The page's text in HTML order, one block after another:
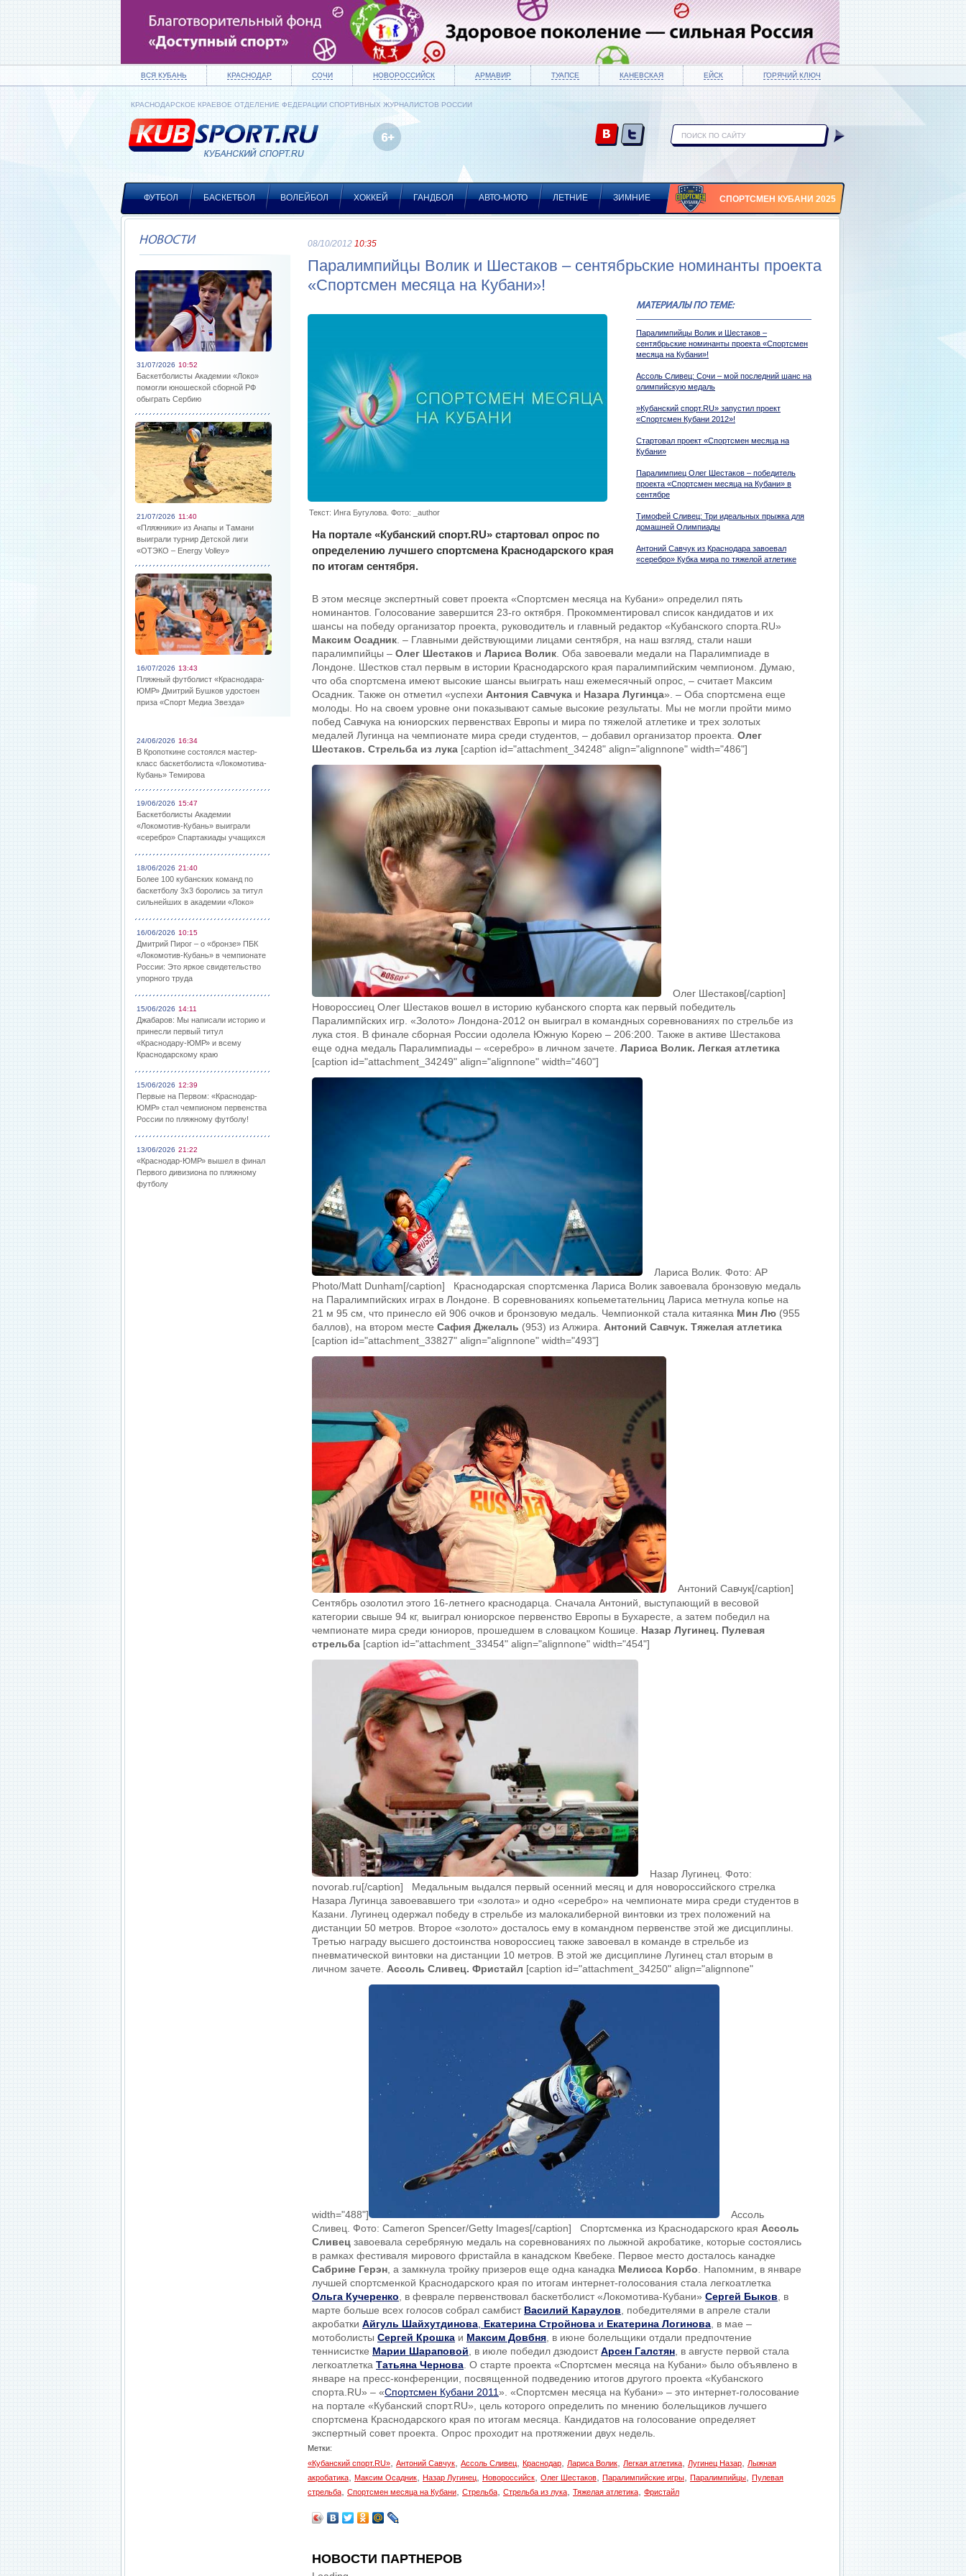
ВСЯ КУБАНЬ КРАСНОДАР СОЧИ НОВОРОССИЙСК АРМАВИР ТУАПСЕ КАНЕВСКАЯ ЕЙСК ГОРЯЧИЙ КЛЮЧ
КРАСНОДАРСКОЕ КРАЕВОЕ ОТДЕЛЕНИЕ ФЕДЕРАЦИИ СПОРТИВНЫХ ЖУРНАЛИСТОВ РОССИИ
ФУТБОЛ БАСКЕТБОЛ ВОЛЕЙБОЛ ХОККЕЙ ГАНДБОЛ АВТО-МОТО ЛЕТНИЕ ЗИМНИЕ СПОРТСМЕН КУБАНИ 2025
НОВОСТИ
31/07/2026 10:52
Баскетболисты Академии «Локо»
помогли юношеской сборной РФ
обыграть Сербию
21/07/2026 11:40
«Пляжники» из Анапы и Тамани
выиграли турнир Детской лиги
«ОТЭКО – Energy Volley»
16/07/2026 13:43
Пляжный футболист «Краснодара-
ЮМР» Дмитрий Бушков удостоен
приза «Спорт Медиа Звезда»
24/06/2026 16:34
В Кропоткине состоялся мастер-
класс баскетболиста «Локомотива-
Кубань» Темирова
19/06/2026 15:47
Баскетболисты Академии
«Локомотив-Кубань» выиграли
«серебро» Спартакиады учащихся
18/06/2026 21:40
Более 100 кубанских команд по
баскетболу 3х3 боролись за титул
сильнейших в академии «Локо»
16/06/2026 10:15
Дмитрий Пирог – о «бронзе» ПБК
«Локомотив-Кубань» в чемпионате
России: Это яркое свидетельство
упорного труда
15/06/2026 14:11
Джабаров: Мы написали историю и
принесли первый титул
«Краснодару-ЮМР» и всему
Краснодарскому краю
15/06/2026 12:39
Первые на Первом: «Краснодар-
ЮМР» стал чемпионом первенства
России по пляжному футболу!
13/06/2026 21:22
«Краснодар-ЮМР» вышел в финал
Первого дивизиона по пляжному
футболу
08/10/2012 10:35
Паралимпийцы Волик и Шестаков – сентябрьские номинанты проекта
«Спортсмен месяца на Кубани»!
МАТЕРИАЛЫ ПО ТЕМЕ:
Паралимпийцы Волик и Шестаков –
сентябрьские номинанты проекта «Спортсмен
месяца на Кубани»!
Ассоль Сливец: Сочи – мой последний шанс на
олимпийскую медаль
»Кубанский спорт.RU» запустил проект
«Спортсмен Кубани 2012»!
Стартовал проект «Спортсмен месяца на
Кубани»
Паралимпиец Олег Шестаков – победитель
проекта «Спортсмен месяца на Кубани» в
сентябре
Тимофей Сливец: Три идеальных прыжка для
домашней Олимпиады
Антоний Савчук из Краснодара завоевал
«серебро» Кубка мира по тяжелой атлетике
Текст: Инга Бугулова. Фото: _author
На портале «Кубанский спорт.RU» стартовал опрос по
определению лучшего спортсмена Краснодарского края
по итогам сентября.
В этом месяце экспертный совет проекта «Спортсмен месяца на Кубани» определил пять
номинантов. Голосование завершится 23-го октября. Прокомментировал список кандидатов и их
шансы на победу организатор проекта, руководитель и главный редактор «Кубанского спорта.RU»
Максим Осадник . – Главными действующими лицами сентября, на наш взгляд, стали наши
паралимпийцы – Олег Шестаков и Лариса Волик . Оба завоевали медали на Паралимпиаде в
Лондоне. Шестков стал первым в истории Краснодарского края паралимпийским чемпионом. Думаю,
что оба спортсмена имеют высокие шансы выиграть наш ежемесячный опрос, – считает Максим
Осадник. Также он отметил «успехи Антония Савчука и Назара Лугинца». – Оба спортсмена еще
молоды. Но на своем уровне они показывают самые высокие результаты. Мы не могли пройти мимо
побед Савчука на юниорских первенствах Европы и мира по тяжелой атлетике и трех золотых
медалей Лугинца на чемпионате мира среди студентов, – добавил организатор проекта. Олег
Шестаков. Стрельба из лука [caption id="attachment_34248" align="alignnone" width="486"]
Олег Шестаков[/caption]
Новороссиец Олег Шестаков вошел в историю кубанского спорта как первый победитель
Паралимпйских игр. «Золото» Лондона-2012 он выиграл в командных соревнованиях по стрельбе из
лука стоя. В финале сборная России одолела Южную Корею – 206:200. Также в активе Шестакова
еще одна медаль Паралимпиады – «серебро» в личном зачете. Лариса Волик. Легкая атлетика
[caption id="attachment_34249" align="alignnone" width="460"]
Лариса Волик. Фото: AP
Photo/Matt Dunham[/caption] Краснодарская спортсменка Лариса Волик завоевала бронзовую медаль
на Паралимпийских играх в Лондоне. В соревнованиях копьеметательниц Лариса метнула копье на
21 м 95 см, что принесло ей 906 очков и бронзовую медаль. Чемпионкой стала китаянка Мин Лю (955
баллов), на втором месте Сафия Джелаль (953) из Алжира. Антоний Савчук. Тяжелая атлетика
[caption id="attachment_33827" align="alignnone" width="493"]
Антоний Савчук[/caption]
Сентябрь озолотил этого 16-летнего краснодарца. Сначала Антоний, выступающий в весовой
категории свыше 94 кг, выиграл юниорское первенство Европы в Бухаресте, а затем победил на
чемпионате мира среди юниоров, прошедшем в словацком Кошице. Назар Лугинец. Пулевая
стрельба [caption id="attachment_33454" align="alignnone" width="454"]
Назар Лугинец. Фото:
novorab.ru[/caption] Медальным выдался первый осенний месяц и для новороссийского стрелка
Назара Лугинца завоевавшего три «золота» и одно «серебро» на чемпионате мира среди студентов в
Казани. Лугинец одержал победу в стрельбе из малокалиберной винтовки из трех положений на
дистанции 50 метров. Второе «золото» досталось ему в командном первенстве этой же дисциплины.
Третью награду высшего достоинства новороссиец также завоевал в команде в стрельбе из
пневматической винтовки на дистанции 10 метров. В этой же дисциплине Лугинец стал вторым в
личном зачете. Ассоль Сливец. Фристайл [caption id="attachment_34250" align="alignnone"
width="488"]
Ассоль
Сливец. Фото: Cameron Spencer/Getty Images[/caption] Спортсменка из Краснодарского края Ассоль
Сливец завоевала серебряную медаль на соревнованиях по лыжной акробатике, которые состоялись
в рамках фестиваля мирового фристайла в канадском Квебеке. Первое место досталось канадке
Сабрине Герэн , а замкнула тройку призеров еще одна канадка Мелисса Корбо . Напомним, в январе
лучшей спортсменкой Краснодарского края по итогам интернет-голосования стала легкоатлетка
Ольга Кучеренко , в феврале первенствовал баскетболист «Локомотива-Кубани» Сергей Быков , в
марте больше всех голосов собрал самбист Василий Караулов , победителями в апреле стали
акробатки Айгуль Шайхутдинова Екатерина Стройнова и Екатерина Логинова , в мае –
мотоболисты Сергей Крошка и Максим Довбня , в июне болельщики отдали предпочтение
теннисистке Марии Шараповой , в июле победил дзюдоистАрсен Галстян , в августе первой стала
легкоатлетка Татьяна Чернова . О старте проекта «Спортсмен месяца на Кубани» было объявлено в
январе на пресс-конференции, посвященной подведению итогов другого проекта «Кубанского
спорта.RU» – «Спортсмен Кубани 2011». «Спортсмен месяца на Кубани» – это интернет-голосование
на портале «Кубанский спорт.RU», цель которого определить по мнению болельщиков лучшего
спортсмена Краснодарского края по итогам месяца. Кандидатов на голосование определяет
экспертный совет проекта. Опрос проходит на протяжении двух недель.
Метки:
«Кубанский спорт.RU»
Антоний Савчук Ассоль Сливец Краснодар Лариса Волик Легкая атлетика Лугинец Назар
Лыжная
акробатика
Максим Осадник Назар Лугинец Новороссийск Олег Шестаков Паралимпийские игры Паралимпийцы
Пулевая
стрельба
Спортсмен месяца на Кубани Стрельба Стрельба из лука Тяжелая атлетика Фристайл
НОВОСТИ ПАРТНЕРОВ